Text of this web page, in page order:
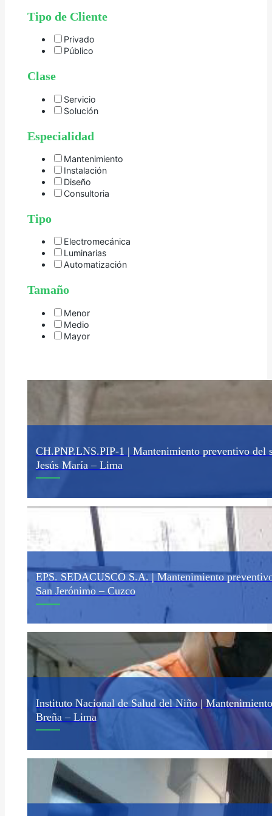
Tipo de Cliente
Privado
Público
Clase
Servicio
Solución
Especialidad
Mantenimiento
Instalación
Diseño
Consultoria
Tipo
Electromecánica
Luminarias
Automatización
Tamaño
Menor
Medio
Mayor
CH.PNP.LNS.PIP-1 | Mantenimiento preventivo del
Jesús María – Lima
El mantenimiento preventivo de un sistema de extracción de
EPS. SEDACUSCO S.A. | Mantenimiento
San Jerónimo – Cuzco
Mantenimiento preventivo mayor de 2000 horas,
Instituto Nacional de Salud del Niño |
Breña – Lima